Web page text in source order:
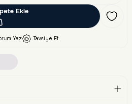
Ekle
Yaz Tavsiye Et